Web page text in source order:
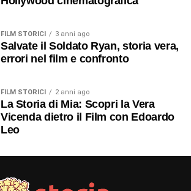
FILM STORICI 3 anni ago
Salvate il Soldato Ryan, storia vera,
errori nel film e confronto
FILM STORICI 2 anni ago
La Storia di Mia: Scopri la Vera
Vicenda dietro il Film con Edoardo
Leo